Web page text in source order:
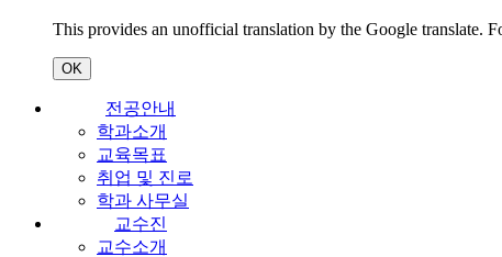
This provides an unofficial translation by the Google translate.
OK
전공안내
학과소개
교육목표
취업 및 진로
학과 사무실
교수진
교수소개